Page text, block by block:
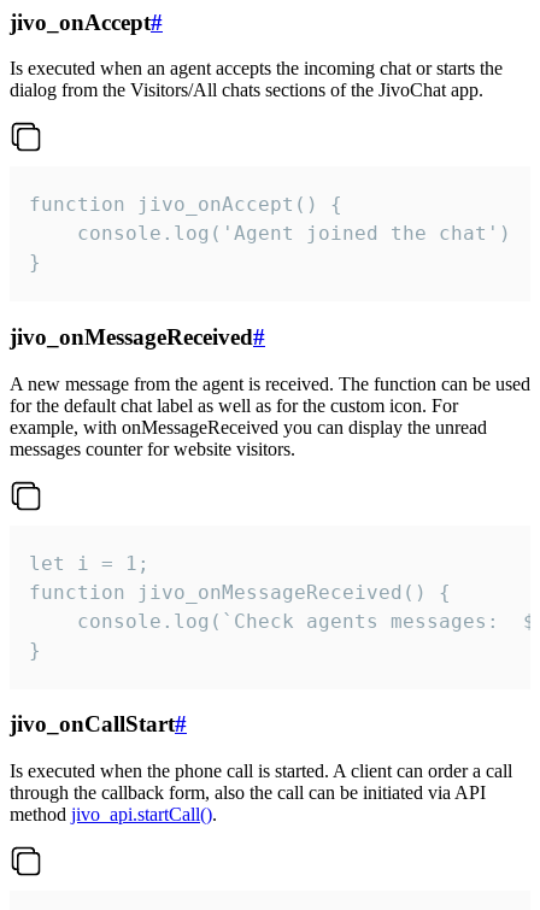
jivo_onAccept#
Is executed when an agent accepts the incoming chat or starts the
dialog from the Visitors/All chats sections of the JivoChat app.
function jivo_onAccept() {
}
jivo_onMessageReceived#
A new message from the agent is received. The function can be used
for the default chat label as well as for the custom icon. For
example, with onMessageReceived you can display the unread
messages counter for website visitors.
let i = 1;
function jivo_onMessageReceived() {
}
jivo_onCallStart#
Is executed when the phone call is started. A client can order a call
through the callback form, also the call can be initiated via API
method jivo_api.startCall().